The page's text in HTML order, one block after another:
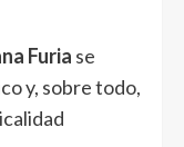
Furia se
y, sobre todo,